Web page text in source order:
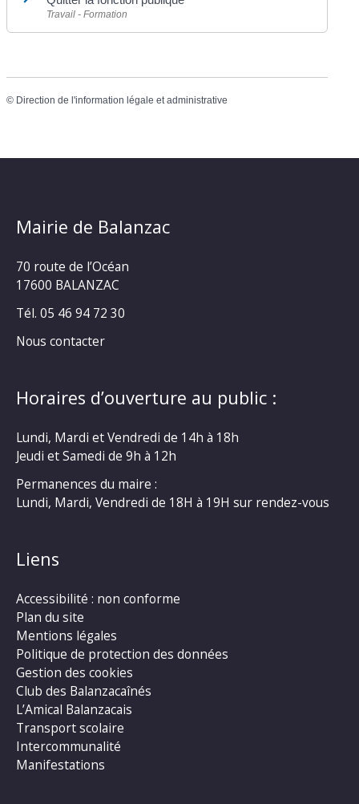
Travail - Formation
© Direction de l'information légale et administrative
Mairie de Balanzac
70 route de l’Océan
17600 BALANZAC
Tél. 05 46 94 72 30
Nous contacter
Horaires d’ouverture au public :
Lundi, Mardi et Vendredi de 14h à 18h
Jeudi et Samedi de 9h à 12h
Permanences du maire :
Lundi, Mardi, Vendredi de 18H à 19H sur rendez-vous
Liens
Accessibilité : non conforme
Plan du site
Mentions légales
Politique de protection des données
Gestion des cookies
Club des Balanzacaînés
L’Amical Balanzacais
Transport scolaire
Intercommunalité
Manifestations